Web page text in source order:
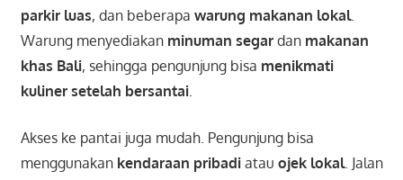
parkir luas, dan beberapa warung makanan lokal.
Warung menyediakan minuman segardan makanan
khas Bali, sehingga pengunjung bisa menikmati
kuliner setelah bersantai.
Akses ke pantai juga mudah. Pengunjung bisa
menggunakan kendaraan pribadiatau ojek lokal. Jalan